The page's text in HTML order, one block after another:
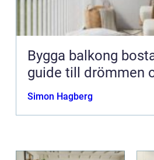
Bygga balkong
guide till drömmen
Simon Hagberg